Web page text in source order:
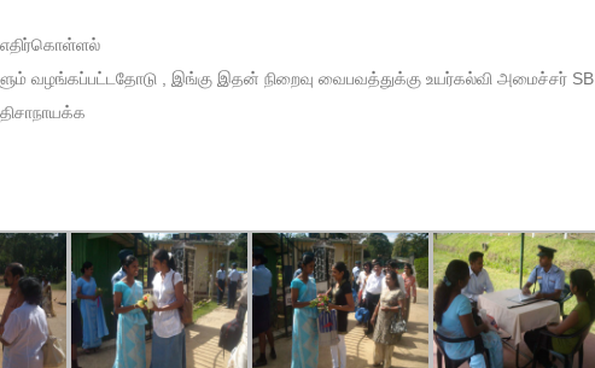
எதிர்கொள்ளல்
வழங்கப்பட்டதோடு , இங்கு இதன் நிறைவு வைபவத்துக்கு உயர்கல்வி அமைச்சர் SB